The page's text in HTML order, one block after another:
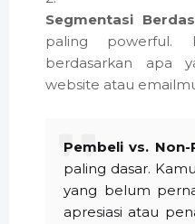
Segmentasi
paling powerful.
berdasarkan apa
website atau
Pembeli vs. Non-
paling dasar.
yang belum
apresiasi atau